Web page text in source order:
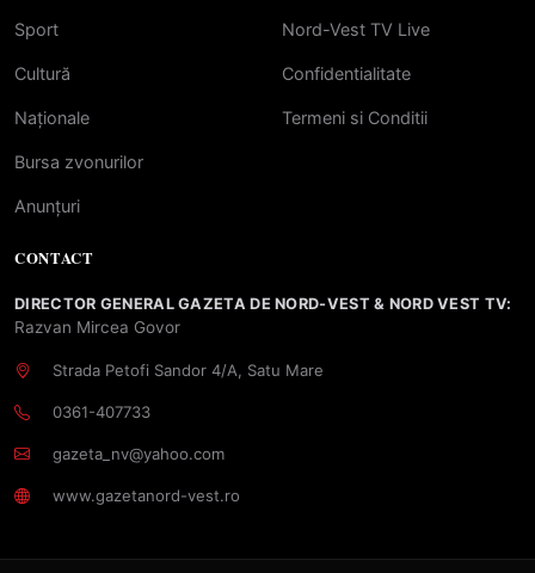
Sport
Cultură
Naționale
Bursa zvonurilor
Anunțuri
Nord-Vest TV Live
Confidentialitate
Termeni si Conditii
CONTACT
DIRECTOR GENERAL GAZETA DE NORD-VEST & NORD VEST TV:
Razvan Mircea Govor
Strada Petofi Sandor 4/A, Satu Mare
0361-407733
gazeta_nv@yahoo.com
www.gazetanord-vest.ro